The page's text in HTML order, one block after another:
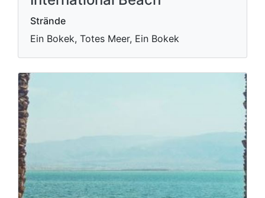
Strände
Ein Bokek, Totes Meer, Ein Bokek